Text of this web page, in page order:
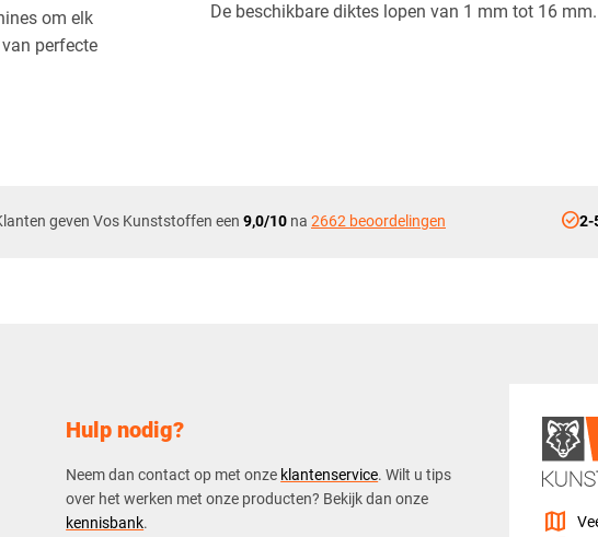
om elk
perfecte
De beschikbare diktes lopen van 1 mm tot 16 mm.
geven Vos Kunststoffen een 9,0/10 na 2662 beoordelingen check_circle2-
Hulp nodig?
Neem dan contact op met onze klantenservice. Wilt u tips
over het werken met onze producten? Bekijk dan onze
kennisbank.
map